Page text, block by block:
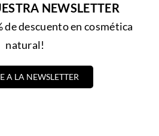
NEWSLETTER
de descuento en cosmética
natural!
A LA NEWSLETTER